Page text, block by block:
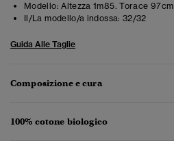
Modello: Altezza 1m85. Torace 97cm
Il/La modello/a indossa: 32/32
Guida Alle Taglie
Composizione e cura
100% cotone biologico